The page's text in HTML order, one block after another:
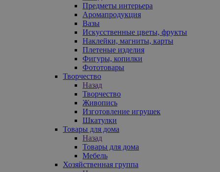
Предметы интерьера
Аромапродукция
Вазы
Искусственные цветы, фрукты
Наклейки, магниты, карты
Плетеные изделия
Фигуры, копилки
Фототовары
Творчество
Назад
Творчество
Живопись
Изготовление игрушек
Шкатулки
Товары для дома
Назад
Товары для дома
Мебель
Хозяйственная группа